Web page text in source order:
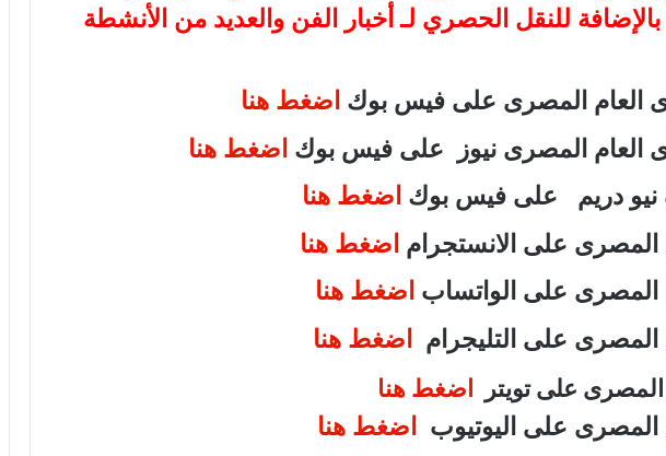
بالإضافة للنقل الحصري لـ أخبار الفن والعديد من الأنشطة
العام المصرى على فيس بوك اضغط هنا
العام المصرى نيوز على فيس بوك اضغط هنا
نيو دريم على فيس بوك اضغط هنا
المصرى على الانستجرام اضغط هنا
المصرى على الواتساب اضغط هنا
المصرى على التليجرام اضغط هنا
المصرى على تويتر اضغط هنا
المصرى على اليوتيوب
اضغط هنا